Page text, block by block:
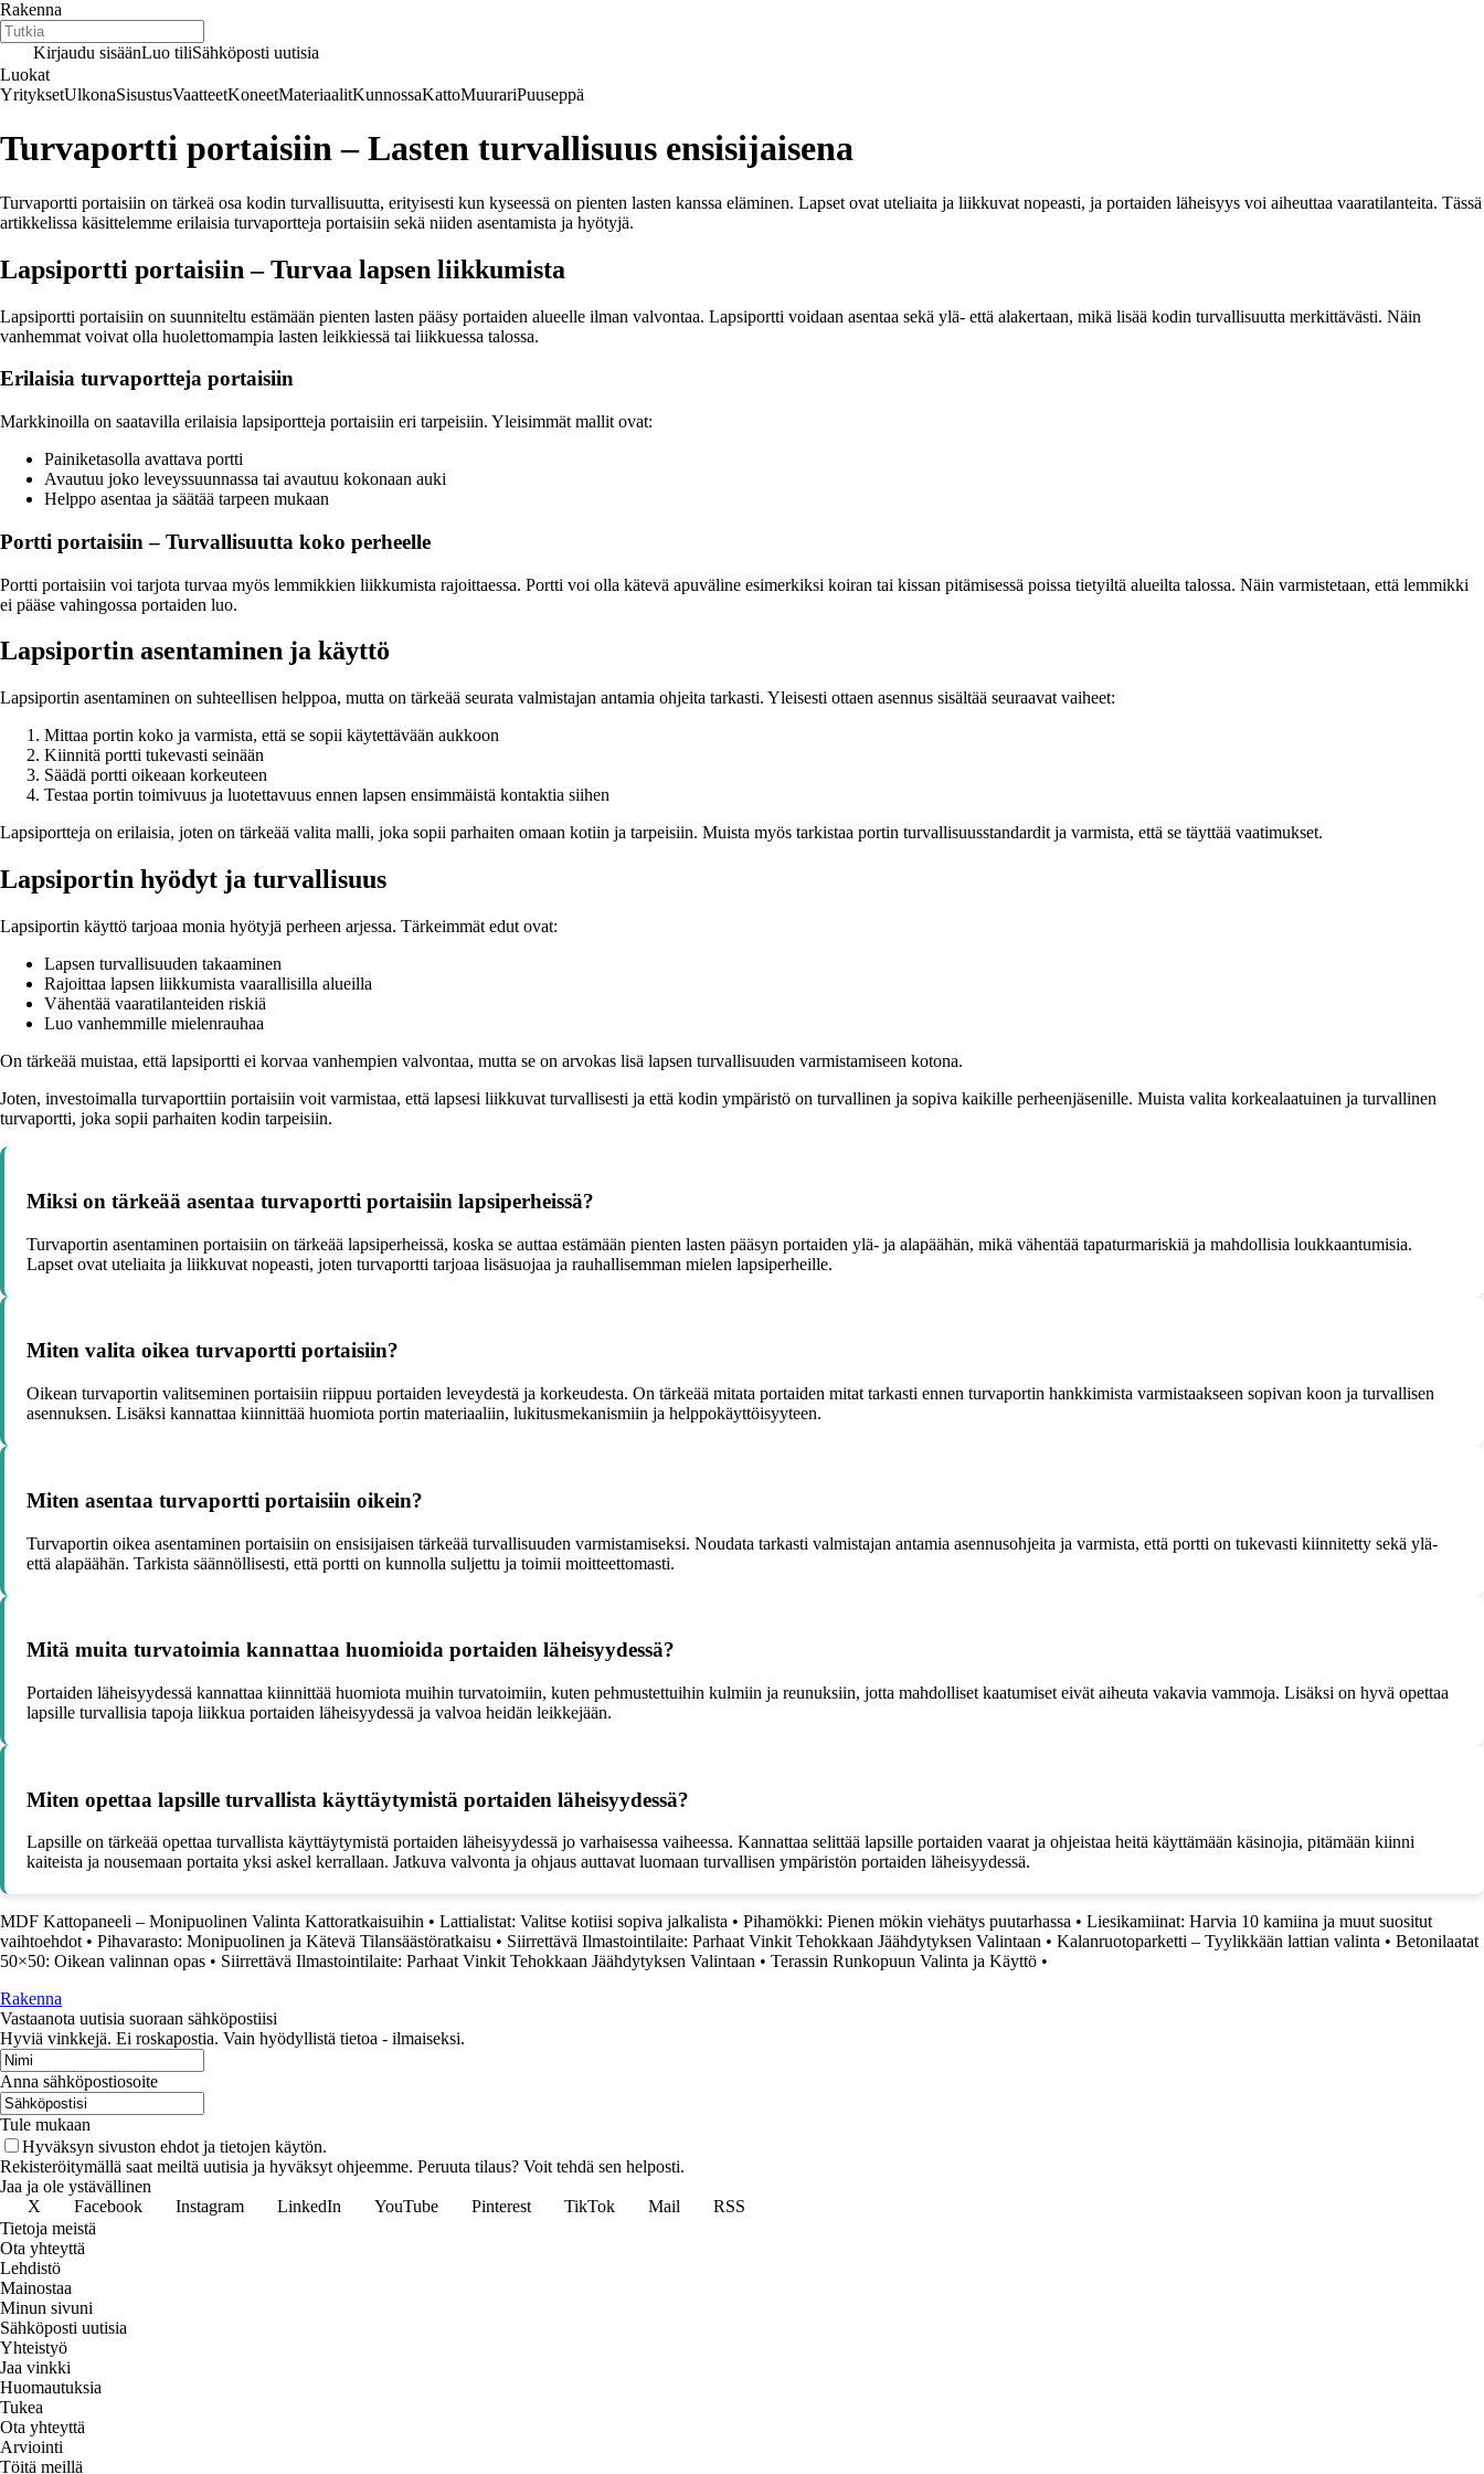
Rakenna
Kirjaudu sisäänLuo tiliSähköposti uutisia
Luokat
YrityksetUlkonaSisustusVaatteetKoneetMateriaalitKunnossaKattoMuurariPuuseppä
Turvaportti portaisiin – Lasten turvallisuus ensisijaisena
Turvaportti portaisiin on tärkeä osa kodin turvallisuutta, erityisesti kun kyseessä on pienten lasten kanssa eläminen. Lapset ovat uteliaita ja liikkuvat nopeasti, ja portaiden läheisyys voi aiheuttaa vaaratilanteita. Tässä
artikkelissa käsittelemme erilaisia turvaportteja portaisiin sekä niiden asentamista ja hyötyjä.
Lapsiportti portaisiin – Turvaa lapsen liikkumista
Lapsiportti portaisiin on suunniteltu estämään pienten lasten pääsy portaiden alueelle ilman valvontaa. Lapsiportti voidaan asentaa sekä ylä- että alakertaan, mikä lisää kodin turvallisuutta merkittävästi. Näin
vanhemmat voivat olla huolettomampia lasten leikkiessä tai liikkuessa talossa.
Erilaisia turvaportteja portaisiin
Markkinoilla on saatavilla erilaisia lapsiportteja portaisiin eri tarpeisiin. Yleisimmät mallit ovat:
Painiketasolla avattava portti
Avautuu joko leveyssuunnassa tai avautuu kokonaan auki
Helppo asentaa ja säätää tarpeen mukaan
Portti portaisiin – Turvallisuutta koko perheelle
Portti portaisiin voi tarjota turvaa myös lemmikkien liikkumista rajoittaessa. Portti voi olla kätevä apuväline esimerkiksi koiran tai kissan pitämisessä poissa tietyiltä alueilta talossa. Näin varmistetaan, että lemmikki
ei pääse vahingossa portaiden luo.
Lapsiportin asentaminen ja käyttö
Lapsiportin asentaminen on suhteellisen helppoa, mutta on tärkeää seurata valmistajan antamia ohjeita tarkasti. Yleisesti ottaen asennus sisältää seuraavat vaiheet:
Mittaa portin koko ja varmista, että se sopii käytettävään aukkoon
Kiinnitä portti tukevasti seinään
Säädä portti oikeaan korkeuteen
Testaa portin toimivuus ja luotettavuus ennen lapsen ensimmäistä kontaktia siihen
Lapsiportteja on erilaisia, joten on tärkeää valita malli, joka sopii parhaiten omaan kotiin ja tarpeisiin. Muista myös tarkistaa portin turvallisuusstandardit ja varmista, että se täyttää vaatimukset.
Lapsiportin hyödyt ja turvallisuus
Lapsiportin käyttö tarjoaa monia hyötyjä perheen arjessa. Tärkeimmät edut ovat:
Lapsen turvallisuuden takaaminen
Rajoittaa lapsen liikkumista vaarallisilla alueilla
Vähentää vaaratilanteiden riskiä
Luo vanhemmille mielenrauhaa
On tärkeää muistaa, että lapsiportti ei korvaa vanhempien valvontaa, mutta se on arvokas lisä lapsen turvallisuuden varmistamiseen kotona.
Joten, investoimalla turvaporttiin portaisiin voit varmistaa, että lapsesi liikkuvat turvallisesti ja että kodin ympäristö on turvallinen ja sopiva kaikille perheenjäsenille. Muista valita korkealaatuinen ja turvallinen
turvaportti, joka sopii parhaiten kodin tarpeisiin.
Miksi on tärkeää asentaa turvaportti portaisiin lapsiperheissä?
Turvaportin asentaminen portaisiin on tärkeää lapsiperheissä, koska se auttaa estämään pienten lasten pääsyn portaiden ylä- ja alapäähän, mikä vähentää tapaturmariskiä ja mahdollisia loukkaantumisia.
Lapset ovat uteliaita ja liikkuvat nopeasti, joten turvaportti tarjoaa lisäsuojaa ja rauhallisemman mielen lapsiperheille.
Miten valita oikea turvaportti portaisiin?
Oikean turvaportin valitseminen portaisiin riippuu portaiden leveydestä ja korkeudesta. On tärkeää mitata portaiden mitat tarkasti ennen turvaportin hankkimista varmistaakseen sopivan koon ja turvallisen
asennuksen. Lisäksi kannattaa kiinnittää huomiota portin materiaaliin, lukitusmekanismiin ja helppokäyttöisyyteen.
Miten asentaa turvaportti portaisiin oikein?
Turvaportin oikea asentaminen portaisiin on ensisijaisen tärkeää turvallisuuden varmistamiseksi. Noudata tarkasti valmistajan antamia asennusohjeita ja varmista, että portti on tukevasti kiinnitetty sekä ylä-
että alapäähän. Tarkista säännöllisesti, että portti on kunnolla suljettu ja toimii moitteettomasti.
Mitä muita turvatoimia kannattaa huomioida portaiden läheisyydessä?
Portaiden läheisyydessä kannattaa kiinnittää huomiota muihin turvatoimiin, kuten pehmustettuihin kulmiin ja reunuksiin, jotta mahdolliset kaatumiset eivät aiheuta vakavia vammoja. Lisäksi on hyvä opettaa
lapsille turvallisia tapoja liikkua portaiden läheisyydessä ja valvoa heidän leikkejään.
Miten opettaa lapsille turvallista käyttäytymistä portaiden läheisyydessä?
Lapsille on tärkeää opettaa turvallista käyttäytymistä portaiden läheisyydessä jo varhaisessa vaiheessa. Kannattaa selittää lapsille portaiden vaarat ja ohjeistaa heitä käyttämään käsinojia, pitämään kiinni
kaiteista ja nousemaan portaita yksi askel kerrallaan. Jatkuva valvonta ja ohjaus auttavat luomaan turvallisen ympäristön portaiden läheisyydessä.
MDF Kattopaneeli – Monipuolinen Valinta Kattoratkaisuihin • Lattialistat: Valitse kotiisi sopiva jalkalista • Pihamökki: Pienen mökin viehätys puutarhassa • Liesikamiinat: Harvia 10 kamiina ja muut suositut
vaihtoehdot • Pihavarasto: Monipuolinen ja Kätevä Tilansäästöratkaisu • Siirrettävä Ilmastointilaite: Parhaat Vinkit Tehokkaan Jäähdytyksen Valintaan • Kalanruotoparketti – Tyylikkään lattian valinta • Betonilaatat
50×50: Oikean valinnan opas • Siirrettävä Ilmastointilaite: Parhaat Vinkit Tehokkaan Jäähdytyksen Valintaan • Terassin Runkopuun Valinta ja Käyttö •
Rakenna
Vastaanota uutisia suoraan sähköpostiisi
Hyviä vinkkejä. Ei roskapostia. Vain hyödyllistä tietoa - ilmaiseksi.
Anna sähköpostiosoite
Tule mukaan
Hyväksyn sivuston ehdot ja tietojen käytön.
Rekisteröitymällä saat meiltä uutisia ja hyväksyt ohjeemme. Peruuta tilaus? Voit tehdä sen helposti.
Jaa ja ole ystävällinen
X
Facebook Instagram LinkedIn YouTube Pinterest TikTok Mail
RSS
Tietoja meistä
Ota yhteyttä
Lehdistö
Mainostaa
Minun sivuni
Sähköposti uutisia
Yhteistyö
Jaa vinkki
Huomautuksia
Tukea
Ota yhteyttä
Arviointi
Töitä meillä